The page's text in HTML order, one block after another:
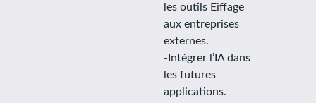
les outils Eiffage
aux entreprises
externes.
-Intégrer l’IA dans
les futures
applications.